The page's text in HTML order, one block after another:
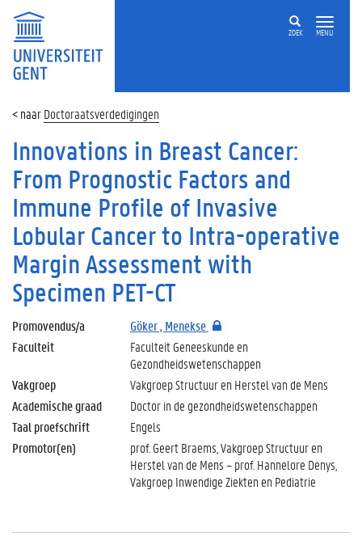
ZOEK MENU
Doctoraatsverdedigingen
Innovations in Breast Cancer:
From Prognostic Factors and
Immune Profile of Invasive
Lobular Cancer to Intra-operative
Margin Assessment with
Specimen PET-CT
Promovendus/a
Göker , Menekse
Faculteit
Faculteit Geneeskunde en
Gezondheidswetenschappen
Vakgroep
Vakgroep Structuur en Herstel van de Mens
Academische graad
Doctor in de gezondheidswetenschappen
Taal proefschrift
Engels
Promotor(en)
prof. Geert Braems, Vakgroep Structuur en
Herstel van de Mens – prof. Hannelore Denys,
Vakgroep Inwendige Ziekten en Pediatrie